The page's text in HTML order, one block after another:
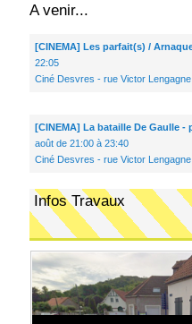
A venir...
[CINEMA] Les parfait(s) /
22:05
Ciné Desvres - rue Victor Lengagne
[CINEMA] La bataille De Gaulle -
août de 21:00 à 23:40
Ciné Desvres - rue Victor Lengagne
Infos Travaux